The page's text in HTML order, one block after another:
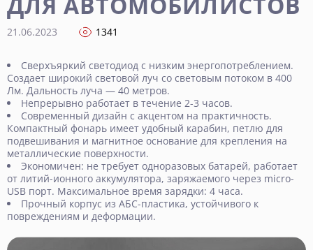
21.06.2023 1341
Сверхъяркий светодиод с низким энергопотреблением.
Создает широкий световой луч со световым потоком в 400
Лм. Дальность луча — 40 метров.
Непрерывно работает в течение 2-3 часов.
Современный дизайн с акцентом на практичность.
Компактный фонарь имеет удобный карабин, петлю для
подвешивания и магнитное основание для крепления на
металлические поверхности.
Экономичен: не требует одноразовых батарей, работает
от литий-ионного аккумулятора, заряжаемого через micro-
USB порт. Максимальное время зарядки: 4 часа.
Прочный корпус из АБС-пластика, устойчивого к
повреждениям и деформации.